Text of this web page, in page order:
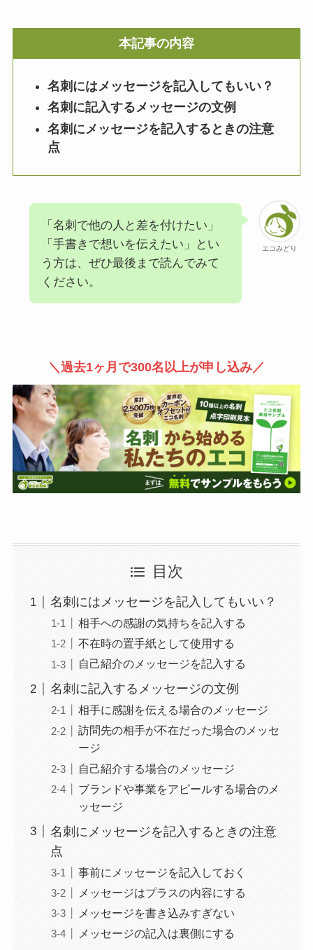
本記事の内容
名刺にはメッセージを記入してもいい？
名刺に記入するメッセージの文例
名刺にメッセージを記入するときの注意
点
エコみどり
「名刺で他の人と差を付けたい」
「手書きで想いを伝えたい」とい
う方は、ぜひ最後まで読んでみて
ください。
＼過去1ヶ月で300名以上が申し込み／
目次
名刺にはメッセージを記入してもいい？
相手への感謝の気持ちを記入する
不在時の置手紙として使用する
自己紹介のメッセージを記入する
名刺に記入するメッセージの文例
相手に感謝を伝える場合のメッセージ
訪問先の相手が不在だった場合のメッセ
ージ
自己紹介する場合のメッセージ
ブランドや事業をアピールする場合のメ
ッセージ
名刺にメッセージを記入するときの注意
点
事前にメッセージを記入しておく
メッセージはプラスの内容にする
メッセージを書き込みすぎない
メッセージの記入は裏側にする